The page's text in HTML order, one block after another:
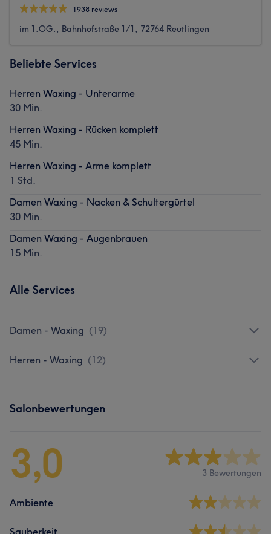
1938 reviews
im 1.OG., Bahnhofstraße 1/1, 72764 Reutlingen
Beliebte Services
Herren Waxing - Unterarme
30 Min.
Herren Waxing - Rücken komplett
45 Min.
Herren Waxing - Arme komplett
1 Std.
Damen Waxing - Nacken & Schultergürtel
30 Min.
Damen Waxing - Augenbrauen
15 Min.
Alle Services
Damen - Waxing (19)
Herren - Waxing (12)
Salonbewertungen
3,0 3 Bewertungen
Ambiente